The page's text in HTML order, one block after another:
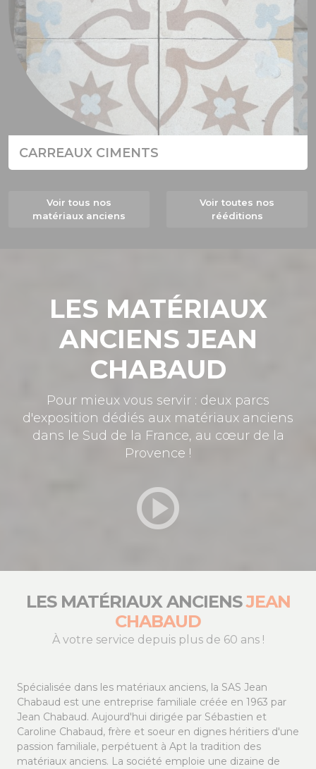
CARREAUX CIMENTS
Voir tous nos
matériaux anciens
Voir toutes nos
rééditions
LES MATÉRIAUX
ANCIENS JEAN
CHABAUD
Pour mieux vous servir : deux parcs
d'exposition dédiés aux matériaux anciens
dans le Sud de la France, au cœur de la
Provence !
LES MATÉRIAUX ANCIENSJEAN
CHABAUD
À votre service depuis plus de 60 ans !
Spécialisée dans les matériaux anciens, la SAS Jean
Chabaud est une entreprise familiale créée en 1963 par
Jean Chabaud. Aujourd'hui dirigée par Sébastien et
Caroline Chabaud, frère et soeur en dignes héritiers d'une
passion familiale, perpétuent à Apt la tradition des
matériaux anciens. La société emploie une dizaine de